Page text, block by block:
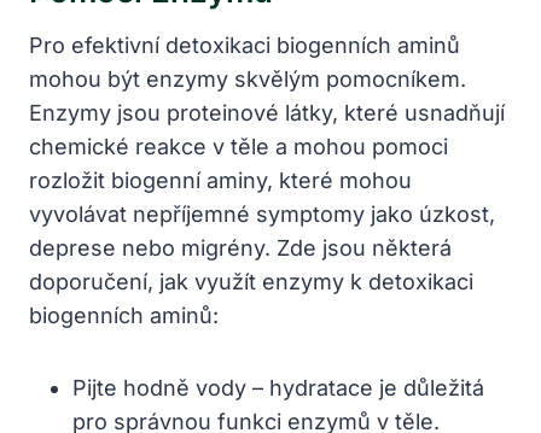
Pro efektivní detoxikaci biogenních aminů
mohou být enzymy skvělým pomocníkem.
Enzymy jsou proteinové látky, které usnadňují
chemické reakce v těle a mohou pomoci
rozložit biogenní aminy, které mohou
vyvolávat nepříjemné symptomy jako úzkost,
deprese nebo migrény. Zde jsou některá
doporučení, jak využít enzymy k detoxikaci
biogenních aminů:
Pijte hodně vody – hydratace je důležitá
pro správnou funkci enzymů v těle.